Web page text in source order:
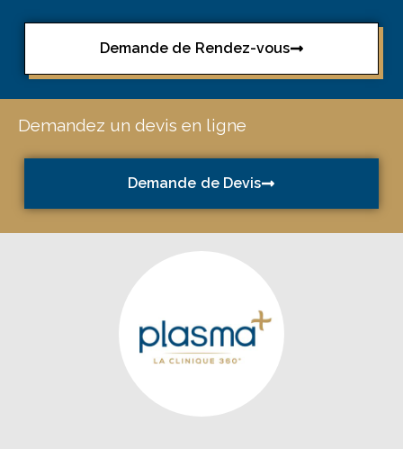
Demande de Rendez-vous
Demandez un devis en ligne
Demande de Devis